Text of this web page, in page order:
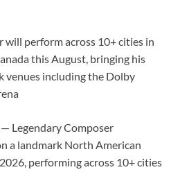
will perform across 10+ cities in
this August, bringing his
venues including the Dolby
Legendary Composer
a landmark North American
performing across 10+ cities